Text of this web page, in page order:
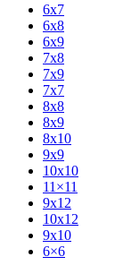
6x7
6x8
6x9
7x8
7x9
7x7
8x8
8x9
8x10
9x9
10x10
11×11
9x12
10x12
9x10
6×6